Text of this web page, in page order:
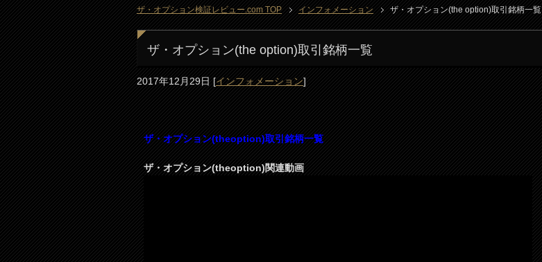
ザ・オプション検証レビュー.com TOP インフォメーション ザ・オプション(the option)取引銘柄一覧
ザ・オプション(the option)取引銘柄一覧
2017年12月29日[インフォメーション]
ザ・オプション(theoption)取引銘柄一覧
ザ・オプション(theoption)関連動画